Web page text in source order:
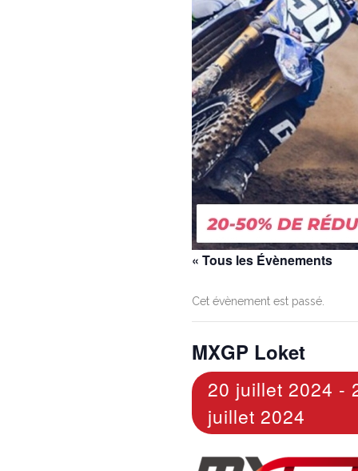
« Tous les Évènements
Cet évènement est passé.
MXGP Loket
20 juillet 2024 -
juillet 2024